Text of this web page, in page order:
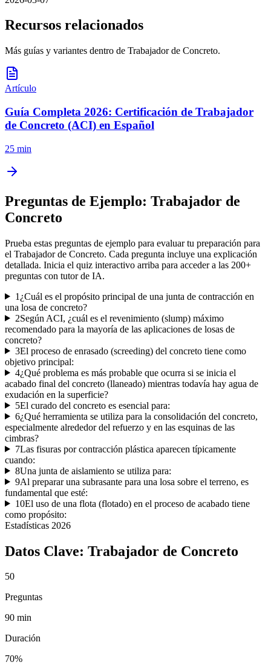
Recursos relacionados
Más guías y variantes dentro de Trabajador de Concreto.
Artículo
Guía Completa 2026: Certificación de Trabajador
de Concreto (ACI) en Español
25 min
Preguntas de Ejemplo: Trabajador de
Concreto
Prueba estas preguntas de ejemplo para evaluar tu preparación para
el Trabajador de Concreto. Cada pregunta incluye una explicación
detallada. Inicia el quiz interactivo arriba para acceder a las 200+
preguntas con tutor de IA.
1 ¿Cuál es el propósito principal de una junta de contracción en
una losa de concreto?
2Según ACI, ¿cuál es el revenimiento (slump) máximo
recomendado para la mayoría de las aplicaciones de losas de
concreto?
3El proceso de enrasado (screeding) del concreto tiene como
objetivo principal:
4¿Qué problema es más probable que ocurra si se inicia el
acabado final del concreto (llaneado) mientras todavía hay agua de
exudación en la superficie?
5El curado del concreto es esencial para:
6¿Qué herramienta se utiliza para la consolidación del concreto,
especialmente alrededor del refuerzo y en las esquinas de las
cimbras?
7Las fisuras por contracción plástica aparecen típicamente
cuando:
8Una junta de aislamiento se utiliza para:
9Al preparar una subrasante para una losa sobre el terreno, es
fundamental que esté:
10El uso de una flota (flotado) en el proceso de acabado tiene
como propósito:
Estadísticas 2026
Datos Clave: Trabajador de Concreto
50
Preguntas
90 min
Duración
70%